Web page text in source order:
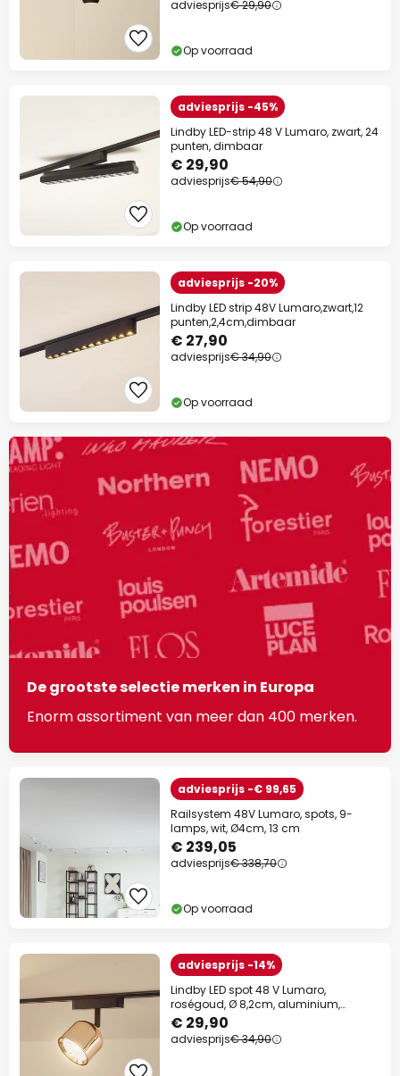
adviesprijs€ 29,90
Op voorraad
adviesprijs -45%
Lindby LED-strip 48 V Lumaro, zwart, 24
punten, dimbaar
€ 29,90
adviesprijs€ 54,90
Op voorraad
adviesprijs -20%
Lindby LED strip 48V Lumaro,zwart,12
punten,2,4cm,dimbaar
€ 27,90
adviesprijs€ 34,90
Op voorraad
De grootste selectie merken in Europa
Enorm assortiment van meer dan 400 merken.
adviesprijs -€ 99,65
Railsystem 48V Lumaro, spots, 9-
lamps, wit, Ø4cm, 13 cm
€ 239,05
adviesprijs€ 338,70
Op voorraad
adviesprijs -14%
Lindby LED spot 48 V Lumaro,
roségoud, Ø 8,2cm, aluminium,
dimbaar
€ 29,90
adviesprijs€ 34,90